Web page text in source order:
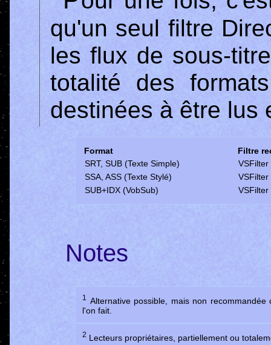
qu'un seul filtre
les flux de sous-
totalité des
destinées à être lus
Format
Filtre
SRT, SUB (Texte Simple)
VSFilter
SSA, ASS (Texte Stylé)
VSFilter
SUB+IDX (VobSub)
VSFilter
Notes
1 Alternative possible, mais non
l'on fait.
2 Lecteurs propriétaires, partiellement ou